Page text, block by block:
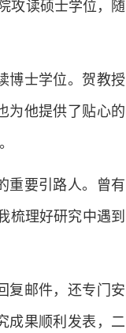
攻读硕士学位，随
博士学位。贺教授
为他提供了贴心的
重要引路人。曾有
梳理好研究中遇到
复邮件，还专门安
成果顺利发表，二